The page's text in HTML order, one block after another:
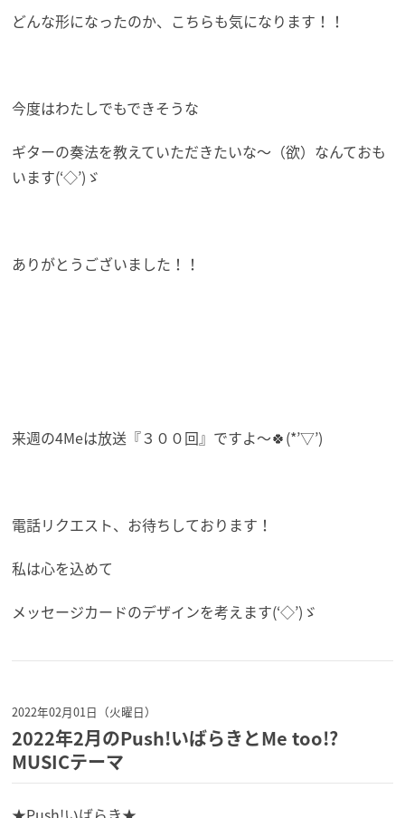
どんな形になったのか、こちらも気になります！！
今度はわたしでもできそうな
ギターの奏法を教えていただきたいな～（欲）なんておも
います(‘◇’)ゞ
ありがとうございました！！
来週の4Meは放送『３００回』ですよ～🍀(*’▽’)
電話リクエスト、お待ちしております！
私は心を込めて
メッセージカードのデザインを考えます(‘◇’)ゞ
2022年02月01日（火曜日）
2022年2月のPush!いばらきとMe too!?
MUSICテーマ